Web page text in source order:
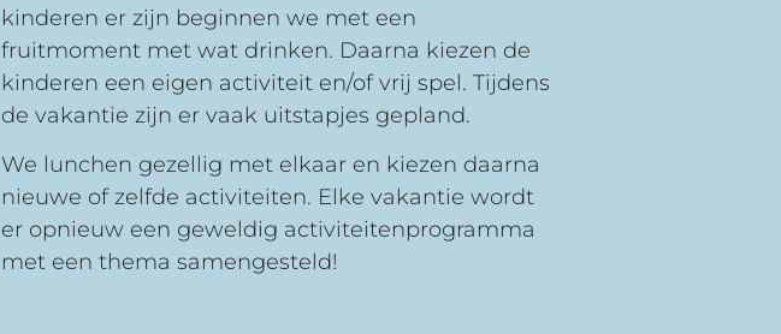
kinderen er zijn beginnen we met een
fruitmoment met wat drinken. Daarna kiezen de
kinderen een eigen activiteit en/of vrij spel. Tijdens
de vakantie zijn er vaak uitstapjes gepland.
We lunchen gezellig met elkaar en kiezen daarna
nieuwe of zelfde activiteiten. Elke vakantie wordt
er opnieuw een geweldig activiteitenprogramma
met een thema samengesteld!